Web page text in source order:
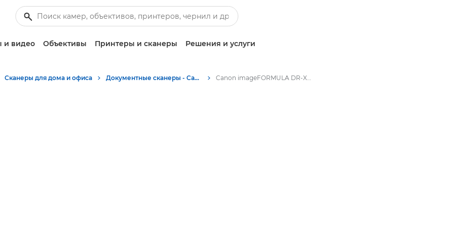
и видео Объективы Принтеры и сканеры Решения и услуги
Сканеры для дома и офиса Документные сканеры - Canon Tajikistan Canon imageFORMULA DR-X10C - Документные сканеры